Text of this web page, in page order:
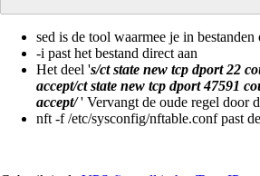
sed is de tool waarmee je in
-i past het bestand direct aan
Het deel 's/ct state new tcp dport 22
accept/ct state new tcp dport 47591
accept/' Vervangt de oude regel door
nft -f /etc/sysconfig/nftable.conf past